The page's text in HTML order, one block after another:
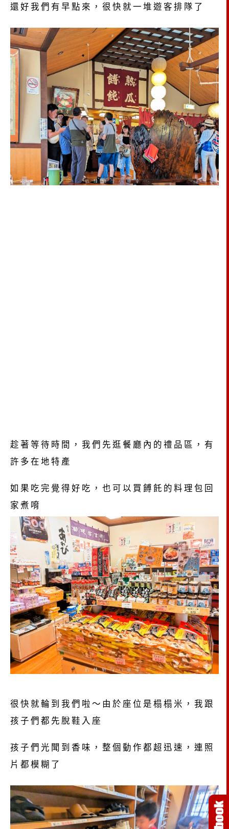
還好我們有早點來，很快就一堆遊客排隊了
趁著等待時間，我們先逛餐廳內的禮品區，有
許多在地特產
如果吃完覺得好吃，也可以買餺飥的料理包回
家煮唷
很快就輪到我們啦～由於座位是榻榻米，我跟
孩子們都先脫鞋入座
孩子們光聞到香味，整個動作都超迅速，連照
片都模糊了